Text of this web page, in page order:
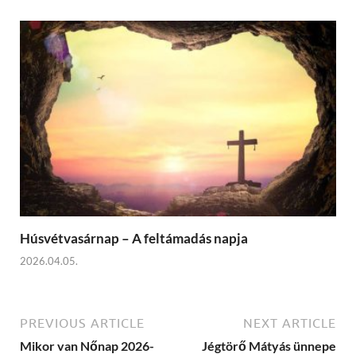
Húsvétvasárnap – A feltámadás napja
2026.04.05.
PREVIOUS ARTICLE
Mikor van Nőnap 2026-
NEXT ARTICLE
Jégtörő Mátyás ünnepe